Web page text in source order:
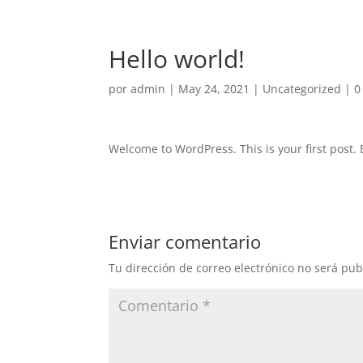
Hello world!
poradmin | May 24, 2021 | Uncategorized |
Welcome to WordPress. This is your first
Enviar comentario
Tu dirección de correo electrónico no será